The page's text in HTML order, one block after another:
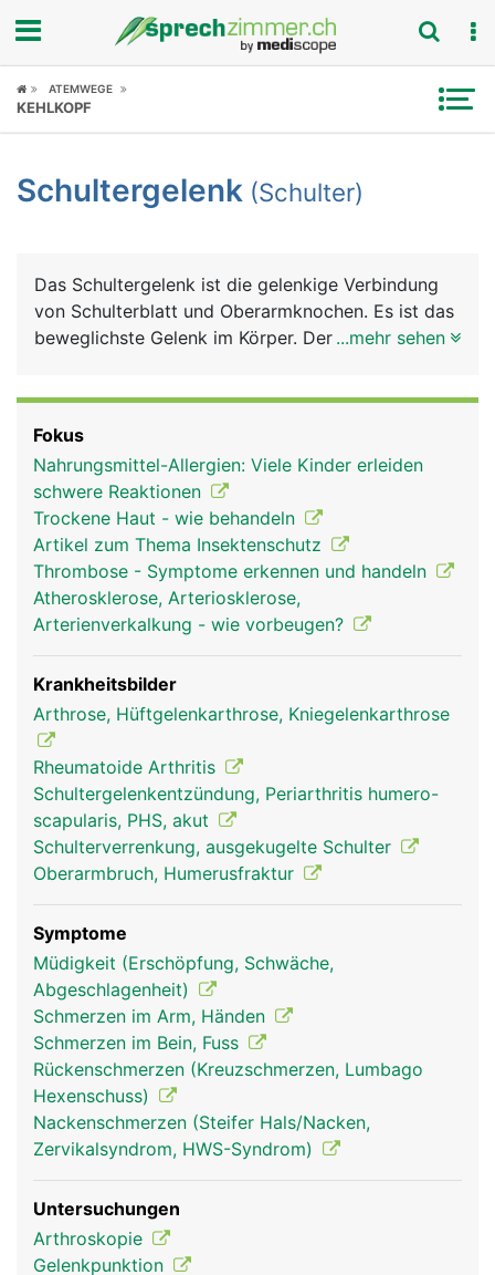
Fokus
Symptome
News
Rubriken
ATEMWEGE
KEHLKOPF
Schultergelenk (Schulter)
Das Schultergelenk ist die gelenkige Verbindung
von Schulterblatt und Oberarmknochen. Es ist das
beweglichste Gelenk im Körper. Der besonders
der flachen Gelenkpfanne des Schulterblattes
bewegt. Damit die Knochen nicht aufeinander
reiben, sind sie mit Gelenkknorpel bezogen und in
Gelenkschmiere eingebettet. Um das sehr
bewegliche Schultergelenk stabil zu halten, wird
es von einer komplexen Struktur aus
Gelenkkapsel, Schleimbeuteln, Bändern sowie vier
kleinere Muskeln und deren Sehnen (sogenannte
Rotatorenmanschette) und dem grossen
Schultermuskel (Deltoideus) umgeben. Die
Bewegung des Armes wird durch das
Zusammenspiel von Gelenk, Bändern und Muskeln
ermöglicht.
Frau
Mann
...mehr sehen
Fokus
Nahrungsmittel-Allergien: Viele Kinder erleiden
schwere Reaktionen
Trockene Haut - wie behandeln
Artikel zum Thema Insektenschutz
Thrombose - Symptome erkennen und handeln
Atherosklerose, Arteriosklerose,
Arterienverkalkung - wie vorbeugen?
Krankheitsbilder
Arthrose, Hüftgelenkarthrose, Kniegelenkarthrose
Rheumatoide Arthritis
Schultergelenkentzündung, Periarthritis humero-
scapularis, PHS, akut
Schulterverrenkung, ausgekugelte Schulter
Oberarmbruch, Humerusfraktur
Symptome
Müdigkeit (Erschöpfung, Schwäche,
Abgeschlagenheit)
Schmerzen im Arm, Händen
Schmerzen im Bein, Fuss
Rückenschmerzen (Kreuzschmerzen, Lumbago
Hexenschuss)
Nackenschmerzen (Steifer Hals/Nacken,
Zervikalsyndrom, HWS-Syndrom)
Untersuchungen
Arthroskopie
Gelenkpunktion